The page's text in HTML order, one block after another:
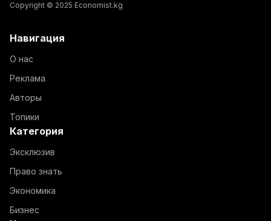
Copyright © 2025 Economist.kg
Навигация
О нас
Реклама
Авторы
Топики
Категория
Эксклюзив
Право знать
Экономика
Бизнес